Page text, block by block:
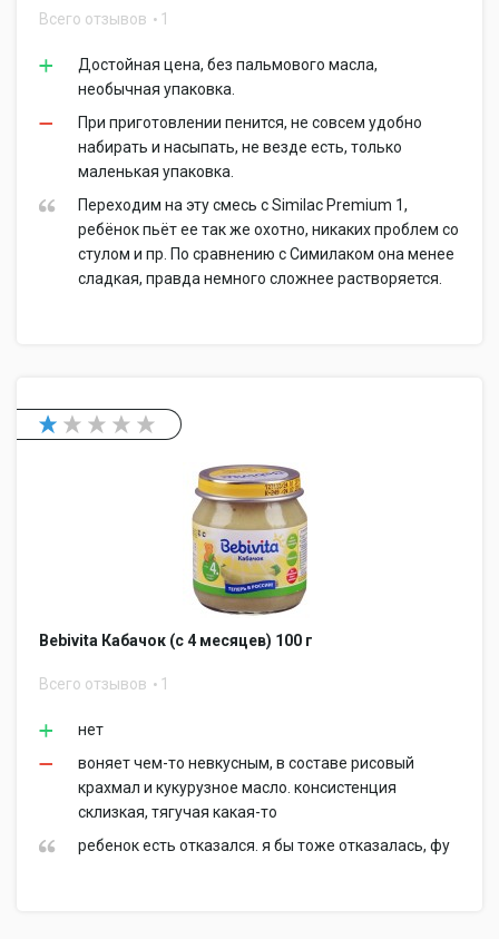
Всего отзывов 1
Достойная цена, без пальмового масла,
необычная упаковка.
При приготовлении пенится, не совсем удобно
набирать и насыпать, не везде есть, только
маленькая упаковка.
Переходим на эту смесь с Similac Premium 1,
ребёнок пьёт ее так же охотно, никаких проблем со
стулом и пр. По сравнению с Симилаком она менее
сладкая, правда немного сложнее растворяется.
Bebivita Кабачок (с 4 месяцев) 100 г
Всего отзывов 1
нет
воняет чем-то невкусным, в составе рисовый
крахмал и кукурузное масло. консистенция
склизкая, тягучая какая-то
ребенок есть отказался. я бы тоже отказалась, фу